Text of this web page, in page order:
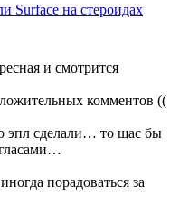
Surface на стероидах
и смотрится
комментов ((
эпл сделали… то щас бы
порадоваться за